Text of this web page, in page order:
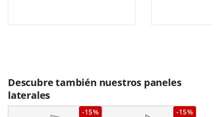
Descubre también nuestros paneles
laterales
-15% -15%